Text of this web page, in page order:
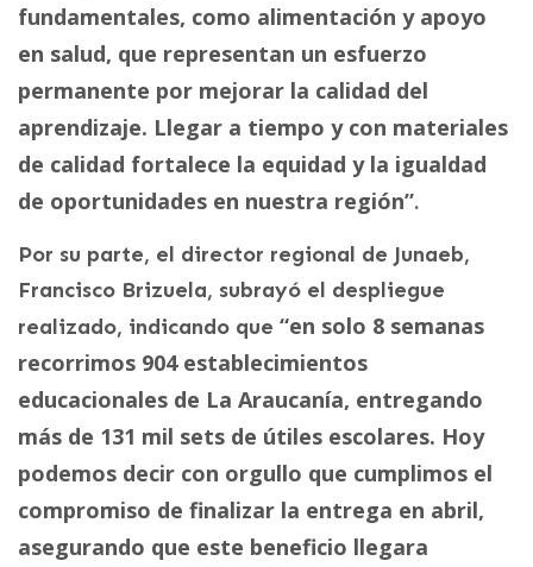
fundamentales, como alimentación y apoyo
en salud, que representan un esfuerzo
permanente por mejorar la calidad del
aprendizaje. Llegar a tiempo y con materiales
de calidad fortalece la equidad y la igualdad
de oportunidades en nuestra región”.
Por su parte, el director regional de Junaeb,
Francisco Brizuela, subrayó el despliegue
realizado, indicando que “en solo 8 semanas
recorrimos 904 establecimientos
educacionales de La Araucanía, entregando
más de 131 mil sets de útiles escolares. Hoy
podemos decir con orgullo que cumplimos el
compromiso de finalizar la entrega en abril,
asegurando que este beneficio llegara